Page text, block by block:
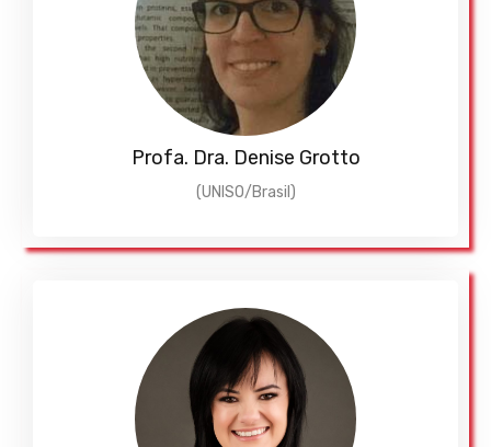
Profa. Dra. Denise Grotto
(UNISO/Brasil)